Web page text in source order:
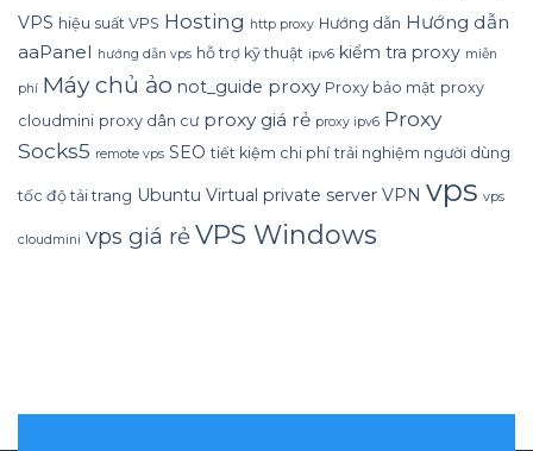
VPS hiệu suất VPS Hosting http proxy Hướng dẫn Hướng dẫn
aaPanel hướng dẫn vps hỗ trợ kỹ thuật ipv6 kiểm tra proxy miễn
phí Máy chủ ảo not_guide proxy Proxy bảo mật proxy
cloudmini proxy dân cư proxy giá rẻ proxy ipv6 Proxy
Socks5 remote vps SEO tiết kiệm chi phí trải nghiệm người dùng
tốc độ tải trang Ubuntu Virtual private server VPN vps vps
cloudmini vps giá rẻVPS Windows